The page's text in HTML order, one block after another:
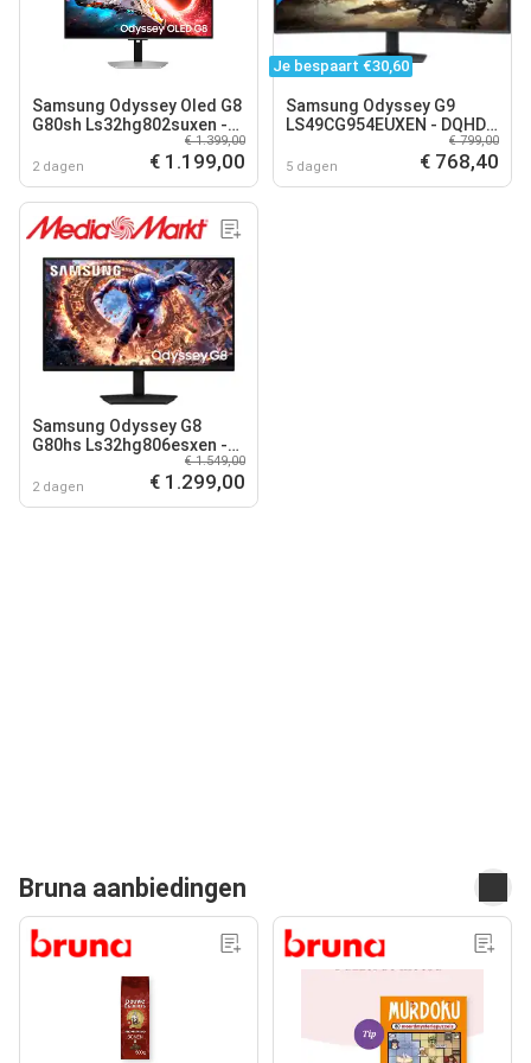
Samsung Odyssey Oled G8
G80sh Ls32hg802suxen -
32 Inch Ultra Hd 4k 3840 X
2160
2 dagen
€ 1.399,00
€ 1.199,00
Je bespaart €30,60
Samsung Odyssey G9
LS49CG954EUXEN - DQHD
QLED Ultrawide Curved
Gaming Monitor - 240Hz -
5 dagen
€ 799,00
€ 768,40
Samsung Odyssey G8
G80hs Ls32hg806esxen -
32 Inch Uhd 6k 6144 X 3456
Ips (in-plane Switching)
2 dagen
€ 1.549,00
€ 1.299,00
Bruna aanbiedingen